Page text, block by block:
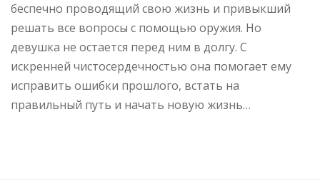
беспечно проводящий свою жизнь и привыкший
решать все вопросы с помощью оружия. Но
девушка не остается перед ним в долгу. С
искренней чистосердечностью она помогает ему
исправить ошибки прошлого, встать на
правильный путь и начать новую жизнь…